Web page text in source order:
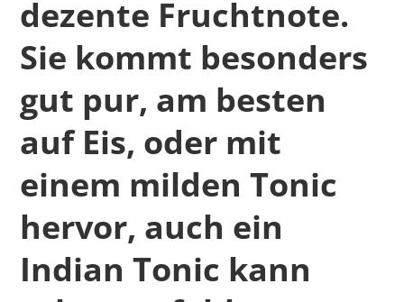
dezente Fruchtnote.
Sie kommt besonders
gut pur, am besten
auf Eis, oder mit
einem milden Tonic
hervor, auch ein
Indian Tonic kann